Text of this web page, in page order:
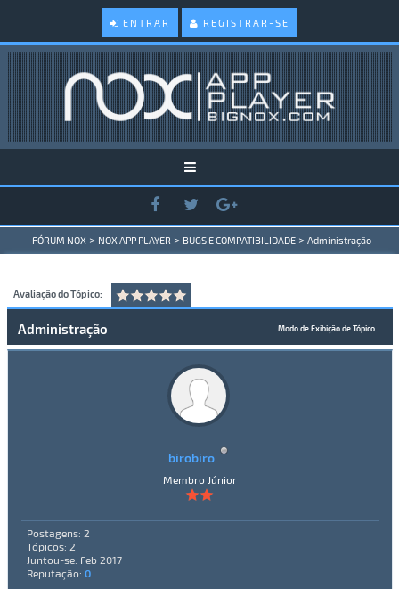
ENTRAR REGISTRAR-SE
FÓRUM NOX > NOX APP PLAYER > BUGS E COMPATIBILIDADE > Administração
Avaliação do Tópico:
Modo de Exibição de Tópico
Administração
birobiro
Membro Júnior
Postagens: 2
Tópicos: 2
Juntou-se: Feb 2017
Reputação: 0